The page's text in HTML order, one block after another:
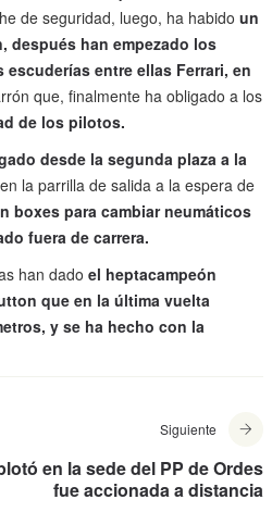
de seguridad, luego, ha habido un
después han empezado los
entre ellas Ferrari, en
que, finalmente ha obligado a los
de los pilotos.
desde la segunda plaza a la
la parrilla de salida a la espera de
boxes para cambiar neumáticos
fuera de carrera.
han dado el heptacampeón
que en la última vuelta
y se ha hecho con la
Siguiente
en la sede del PP de Ordes
fue accionada a distancia